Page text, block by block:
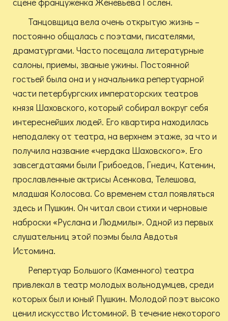
Танцовщица вела очень открытую жизнь –
постоянно общалась с поэтами, писателями,
драматургами. Часто посещала литературные
салоны, приемы, званые ужины. Постоянной
гостьей была она и у начальника репертуарной
части петербургских императорских театров
князя Шаховского, который собирал вокруг себя
интереснейших людей. Его квартира находилась
неподалеку от театра, на верхнем этаже, за что и
получила название «чердака Шаховского». Его
завсегдатаями были Грибоедов, Гнедич, Катенин,
прославленные актрисы Асенкова, Телешова,
младшая Колосова. Со временем стал появляться
здесь и Пушкин. Он читал свои стихи и черновые
наброски «Руслана и Людмилы». Одной из первых
слушательниц этой поэмы была Авдотья
Истомина.
Репертуар Большого (Каменного) театра
привлекал в театр молодых вольнодумцев, среди
которых был и юный Пушкин. Молодой поэт высоко
ценил искусство Истоминой. В течение некоторого